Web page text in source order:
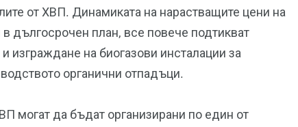
от ХВП. Динамиката на нарастващите цени на
дългосрочен план, все повече подтикват
изграждане на биогазови инсталации за
органични отпадъци.
могат да бъдат организирани по един от